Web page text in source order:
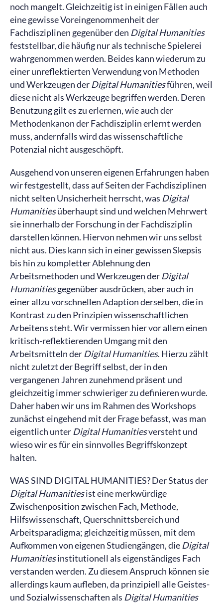
noch mangelt. Gleichzeitig ist in einigen Fällen auch
eine gewisse Voreingenommenheit der
Fachdisziplinen gegenüber den Digital Humanities
feststellbar, die häufig nur als technische Spielerei
wahrgenommen werden. Beides kann wiederum zu
einer unreflektierten Verwendung von Methoden
und Werkzeugen der Digital Humanitiesführen, weil
diese nicht als Werkzeuge begriffen werden. Deren
Benutzung gilt es zu erlernen, wie auch der
Methodenkanon der Fachdisziplin erlernt werden
muss, andernfalls wird das wissenschaftliche
Potenzial nicht ausgeschöpft.
Ausgehend von unseren eigenen Erfahrungen haben
wir festgestellt, dass auf Seiten der Fachdisziplinen
nicht selten Unsicherheit herrscht, was Digital
Humanitiesüberhaupt sind und welchen Mehrwert
sie innerhalb der Forschung in der Fachdisziplin
darstellen können. Hiervon nehmen wir uns selbst
nicht aus. Dies kann sich in einer gewissen Skepsis
bis hin zu kompletter Ablehnung den
Arbeitsmethoden und Werkzeugen der Digital
Humanitiesgegenüber ausdrücken, aber auch in
einer allzu vorschnellen Adaption derselben, die in
Kontrast zu den Prinzipien wissenschaftlichen
Arbeitens steht. Wir vermissen hier vor allem einen
kritisch-reflektierenden Umgang mit den
Arbeitsmitteln der Digital Humanities. Hierzu zählt
nicht zuletzt der Begriff selbst, der in den
vergangenen Jahren zunehmend präsent und
gleichzeitig immer schwieriger zu definieren wurde.
Daher haben wir uns im Rahmen des Workshops
zunächst eingehend mit der Frage befasst, was man
eigentlich unter Digital Humanitiesversteht und
wieso wir es für ein sinnvolles Begriffskonzept
halten.
WAS SIND DIGITAL HUMANITIES? Der Status der
Digital Humanitiesist eine merkwürdige
Zwischenposition zwischen Fach, Methode,
Hilfswissenschaft, Querschnittsbereich und
Arbeitsparadigma; gleichzeitig müssen, mit dem
Aufkommen von eigenen Studiengängen, die Digital
Humanitiesinstitutionell als eigenständiges Fach
verstanden werden. Zu diesem Anspruch können sie
allerdings kaum aufleben, da prinzipiell alle Geistes-
und Sozialwissenschaften als Digital Humanities